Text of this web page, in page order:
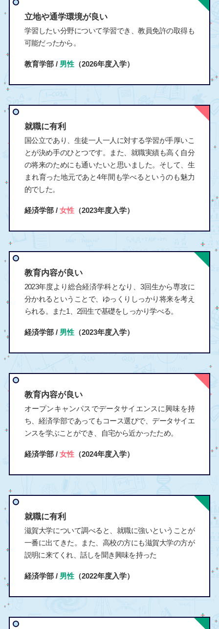
立地や通学環境が良い
学習したい分野について学習でき、教員免許の取得も
可能だったから。
教育学部 / 男性（2026年度入学）
就職に有利
国公立であり、生徒一人一人に対する学習が手厚いこ
とが決め手のひとつです。また、就職実績も高く自分
の将来のためにも通いたいと思いました。そして、生
まれ育った地元であと4年間も学べるというのも魅力
的でした。
経済学部 / 女性（2023年度入学）
教育内容が良い
2023年度より総合経済学科となり、3回生から専攻に
分かれるということで、ゆっくりしっかり将来を考え
られる。また1、2回生で基礎をしっかり学べる。
経済学部 / 男性（2023年度入学）
教育内容が良い
オープンキャンパスでデータサイエンスに興味を持
ち、経済学部であってもコース選びで、データサイエ
ンスを学ぶことができ、自宅から近かったため。
経済学部 / 女性（2024年度入学）
就職に有利
滋賀大学について調べると、就職に強いということが
一番に出てきた。また、高校の方にも滋賀大学の方が
説明に来てくれ、話しを聞き興味を持った
経済学部 / 男性（2022年度入学）